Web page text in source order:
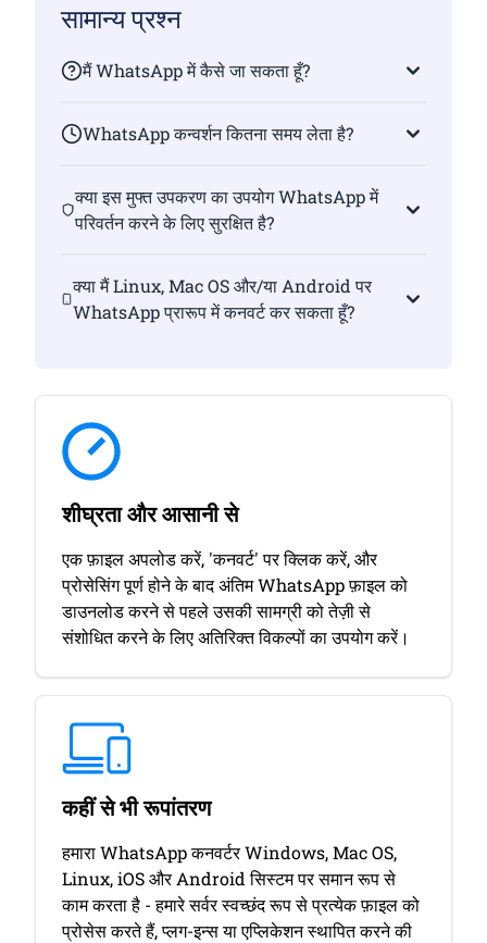
सामान्य प्रश्न
मैं WhatsApp में कैसे जा सकता हूँ?
WhatsApp कन्वर्शन कितना समय लेता है?
क्या इस मुफ्त उपकरण का उपयोग WhatsApp में
परिवर्तन करने के लिए सुरक्षित है?
क्या मैं Linux, Mac OS और/या Android पर
WhatsApp प्रारूप में कनवर्ट कर सकता हूँ?
शीघ्रता और आसानी से
एक फ़ाइल अपलोड करें, 'कनवर्ट' पर क्लिक करें, और
प्रोसेसिंग पूर्ण होने के बाद अंतिम WhatsApp फ़ाइल को
डाउनलोड करने से पहले उसकी सामग्री को तेज़ी से
संशोधित करने के लिए अतिरिक्त विकल्पों का उपयोग करें।
कहीं से भी रूपांतरण
हमारा WhatsApp कनवर्टर Windows, Mac OS,
Linux, iOS और Android सिस्टम पर समान रूप से
काम करता है - हमारे सर्वर स्वच्छंद रूप से प्रत्येक फ़ाइल को
प्रोसेस करते हैं, प्लग-इन्स या एप्लिकेशन स्थापित करने की